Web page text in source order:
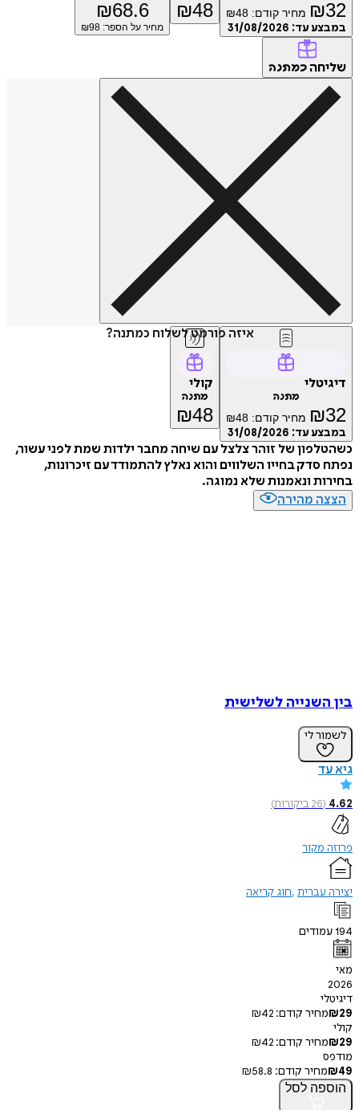
₪ מחיר קודם: ₪48
עד:31/08/2026
₪ 48
₪68.6
מחיר על הספר: ₪98
כמתנה
איזה פורמט לשלוח כמתנה?
₪ מחיר קודם: ₪48
עד:31/08/2026
₪ 48
של זוהר צלצל עם שיחה מחבר ילדות שמת לפני עשור,
סדק בחייו השלווים והוא נאלץ להתמודד עם זיכרונות,
ונאמנות שלא נמוגה.
מהירה
לשלישית
לי
26ביקורות)
מקור
עברית חוג קריאה
קודם:
₪42
קודם: ₪42
מחיר קודם:
₪58.8
לסל